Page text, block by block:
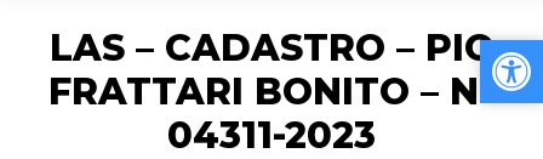
LAS – CADASTRO – PIO
FRATTARI BONITO – Nº
04311-2023